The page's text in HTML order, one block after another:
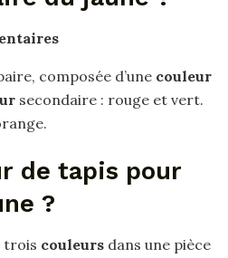
composée d’une couleur
secondaire : rouge et vert.
de tapis pour
?
trois couleurs dans une pièce